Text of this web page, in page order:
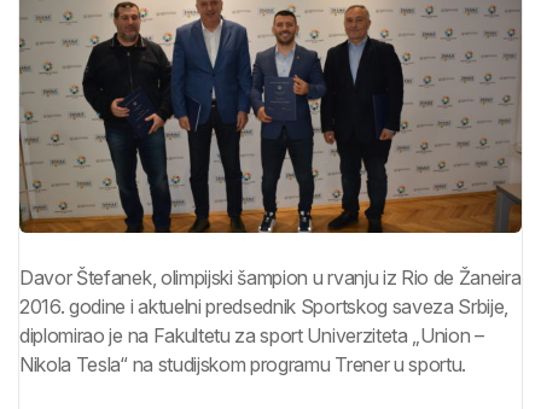
Davor Štefanek, olimpijski šampion u rvanju iz Rio de Žaneira
2016. godine i aktuelni predsednik Sportskog saveza Srbije,
diplomirao je na Fakultetu za sport Univerziteta „Union –
Nikola Tesla“ na studijskom programu Trener u sportu.